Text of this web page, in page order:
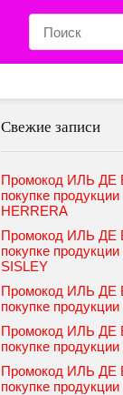
Свежие записи
Промокод ИЛЬ ДЕ
покупке
HERRERA
Промокод ИЛЬ ДЕ
покупке
SISLEY
Промокод ИЛЬ ДЕ
покупке
Промокод ИЛЬ ДЕ
покупке
Промокод ИЛЬ ДЕ
покупке